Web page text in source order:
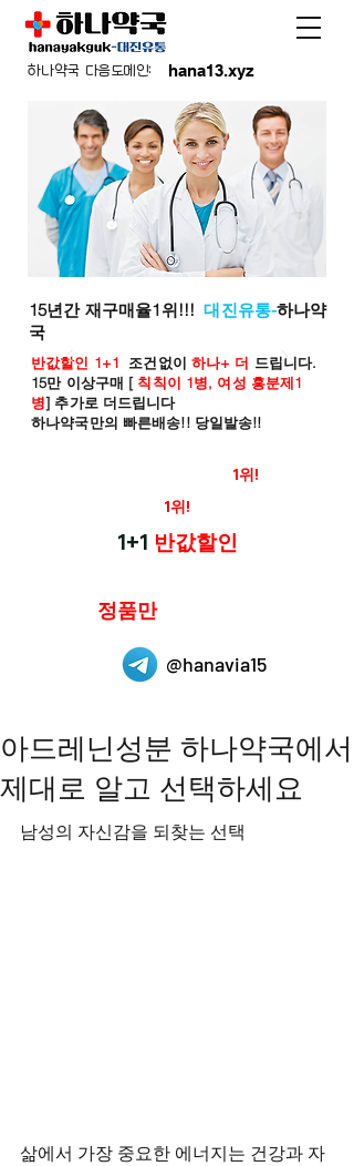
hana13.xyz
하나약국 다음도메인:
15년간 재구매율1위!!!대진유통-하나약
국
반값할인 1+1 조건없이 하나+ 더 드립니다.
15만 이상구매 [ 칙칙이 1병, 여성 흥분제1
병] 추가로 더드립니다
하나약국만의 빠른배송!! 당일발송!!
1위!
1위!
1+1 반값할인
정품만
@hanavia15
아드레닌성분 하나약국에서
제대로 알고 선택하세요
남성의 자신감을 되찾는 선택
삶에서 가장 중요한 에너지는 건강과 자